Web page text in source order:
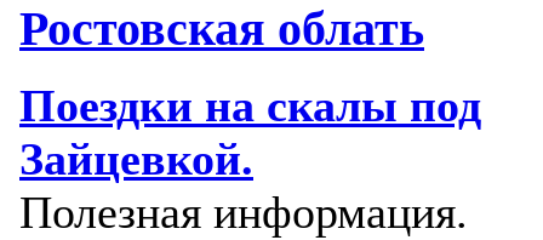
Ростовская облать
Поездки на скалы под
Зайцевкой.
Полезная информация.